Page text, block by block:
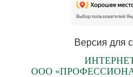
Версия для
ООО